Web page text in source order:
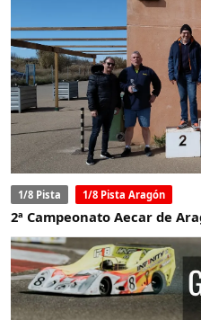
1/8 Pista 1/8 Pista Aragón
2ª Campeonato Aecar de